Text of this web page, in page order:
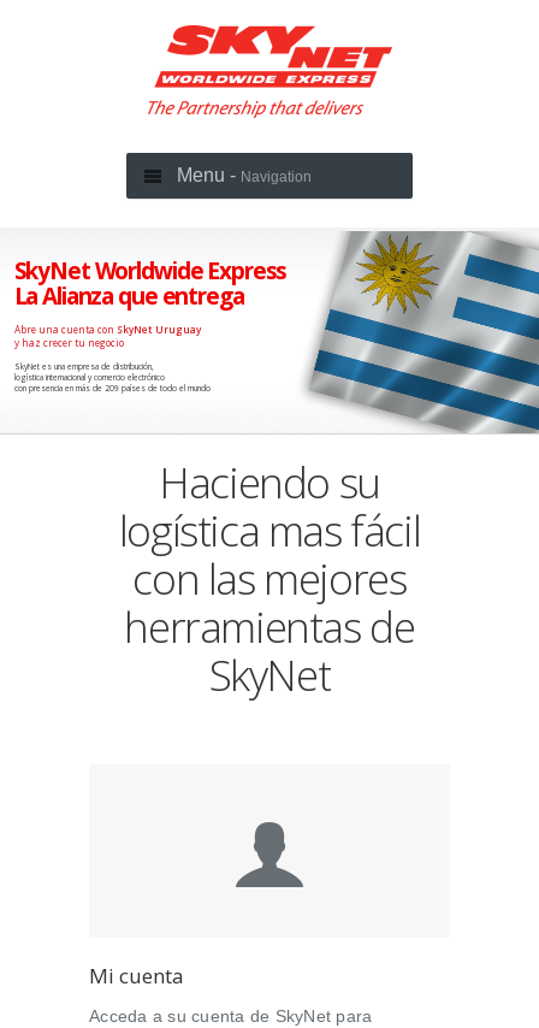
Menu - Navigation
SkyNet Worldwide Express
La Alianza que entrega
Abre una cuenta con SkyNet Uruguay
y haz crecer tu negocio
SkyNet es una empresa de distribución,
logística internacional y comercio electrónico
con presencia en más de 209 países de todo el mundo
Haciendo su
logística mas fácil
con las mejores
herramientas de
SkyNet
Mi cuenta
Acceda a su cuenta de SkyNet para